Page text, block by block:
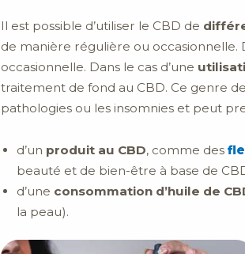
Il est possible d’utiliser le CBD de
de manière régulière ou occasionnelle.
occasionnelle. Dans le cas d’une
traitement de fond au CBD. Ce genre de
pathologies ou les insomnies et peut
d’un produit au CBD, comme des
beauté et de bien-être à base de
d’une consommation d’huile de
la peau).